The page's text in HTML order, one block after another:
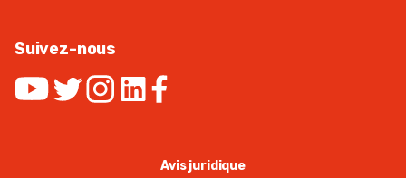
Suivez-nous
Avis juridique